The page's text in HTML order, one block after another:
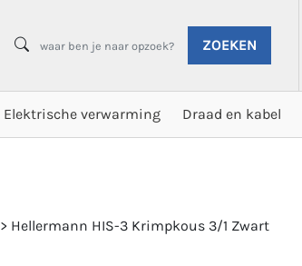
ZOEKEN
Elektrische verwarming Draad en kabel
> Hellermann HIS-3 Krimpkous 3/1 Zwart